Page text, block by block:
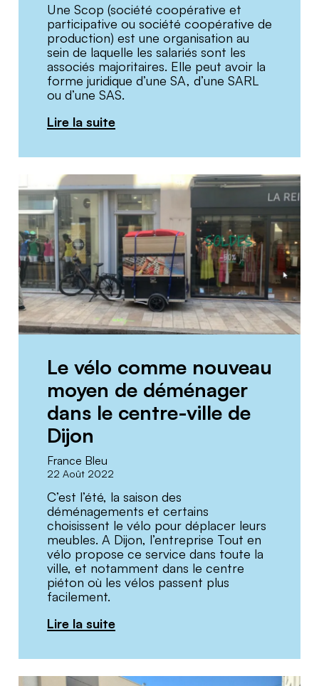
Une Scop (société coopérative et
participative ou société coopérative de
production) est une organisation au
sein de laquelle les salariés sont les
associés majoritaires. Elle peut avoir la
forme juridique d’une SA, d’une SARL
ou d’une SAS.
Lire la suite
Le vélo comme nouveau
moyen de déménager
dans le centre-ville de
Dijon
France Bleu
22 Août 2022
C’est l’été, la saison des
déménagements et certains
choisissent le vélo pour déplacer leurs
meubles. A Dijon, l’entreprise Tout en
vélo propose ce service dans toute la
ville, et notamment dans le centre
piéton où les vélos passent plus
facilement.
Lire la suite